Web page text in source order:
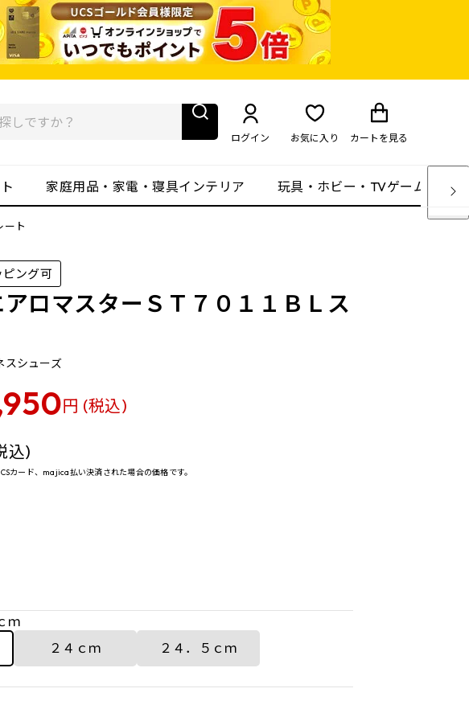
ログイン お気に入り カート を見る
家庭用品・家電・寝具インテリア 玩具・ホビー・TVゲーム
ート
ピング可
アロマスターＳＴ７０１１ＢＬス
シューズ
円 (税込)
込)
カード、majica払い決済された場合の価格です。
ｍ
２４ｃｍ ２４．５ｃｍ